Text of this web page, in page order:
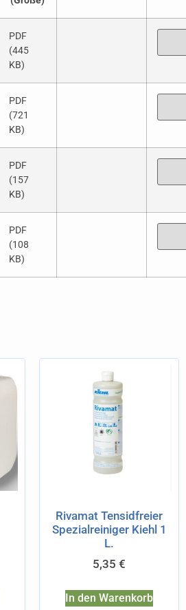
PDF
(445
KB)
PDF
(721
KB)
PDF
(157
KB)
PDF
(108
KB)
Rivamat Tensidfreier
Spezialreiniger Kiehl 1
L.
5,35 €
In den Warenkorb